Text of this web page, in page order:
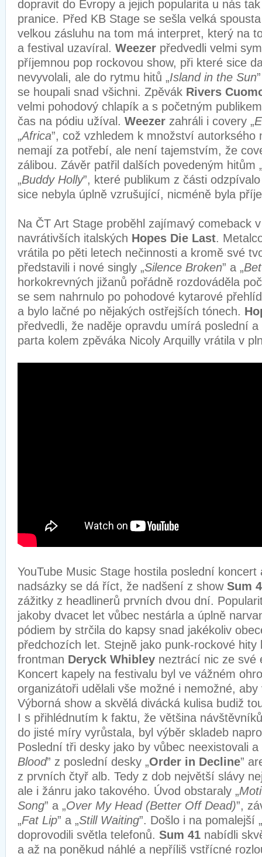
dopravit do Evropy a jejich popularita u nás
pranice. Před KB Stage se sešla velká
velkou zásluhu na tom má interpret, který na
a festival uzavíral. Weezer předvedli velmi
příjemnou pop rockovou show, při které sice
nevyvolali, ale do rytmu hitů „Island in the Sun
se houpali snad všichni. Zpěvák Rivers
velmi pohodový chlapík a s početným
čas na pódiu užíval. Weezer zahráli i covery „
„Africa”, což vzhledem k množství autorksého
nemají za potřebí, ale není tajemstvím, že
zálibou. Závěr patřil dalších povedeným hitům
„Buddy Holly”, které publikum z části
sice nebyla úplně vzrušující, nicméně byla
Na ČT Art Stage proběhl zajímavý comeback
navrátivších italských Hopes Die Last.
vrátila po pěti letech nečinnosti a kromě své
představili i nové singly „Silence Broken” a „
horkokrevných jižanů pořádně rozdováděla
se sem nahrnulo po pohodové kytarové
a bylo lačné po nějakých ostřejších tónech.
předvedli, že naděje opravdu umírá poslední
parta kolem zpěváka Nicoly Arquilly vrátila v
YouTube Music Stage hostila poslední
nadsázky se dá říct, že nadšení z show Sum
zážitky z headlinerů prvních dvou dní.
jakoby dvacet let vůbec nestárla a úplně
pódiem by strčila do kapsy snad jakékoliv
předchozích let. Stejně jako punk-rockové hity
frontman Deryck Whibley neztrácí nic ze své
Koncert kapely na festivalu byl ve vážném
organizátoři udělali vše možné i nemožné,
Výborná show a skvělá divácká kulisa budiž
I s přihlédnutím k faktu, že většina
do jisté míry vyrůstala, byl výběr skladeb
Poslední tři desky jako by vůbec neexistovali a
Blood” z poslední desky „Order in Decline”
z prvních čtyř alb. Tedy z dob největší slávy
ale i žánru jako takového. Úvod obstaraly „
Song” a „Over My Head (Better Off Dead)”,
„Fat Lip” a „Still Waiting”. Došlo i na pomalejší „
doprovodili světla telefonů. Sum 41 nabídli
a až na poněkud náhlé a nepříliš vstřícné